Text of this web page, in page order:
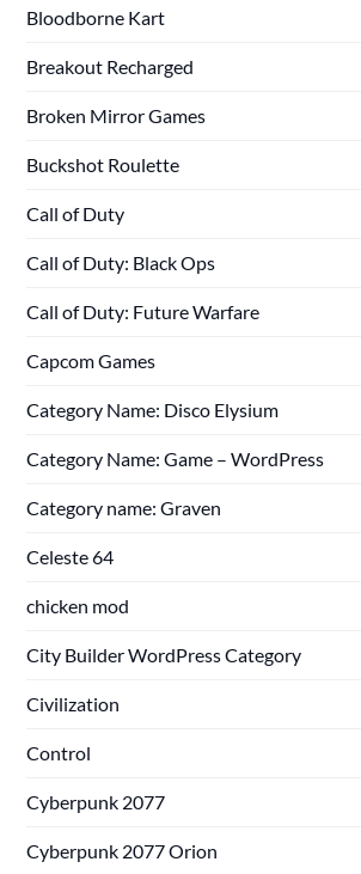
Bloodborne Kart
Breakout Recharged
Broken Mirror Games
Buckshot Roulette
Call of Duty
Call of Duty: Black Ops
Call of Duty: Future Warfare
Capcom Games
Category Name: Disco Elysium
Category Name: Game – WordPress
Category name: Graven
Celeste 64
chicken mod
City Builder WordPress Category
Civilization
Control
Cyberpunk 2077
Cyberpunk 2077 Orion